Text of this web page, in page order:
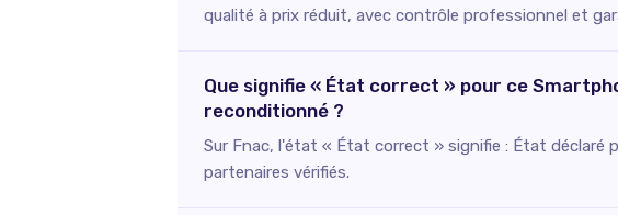
qualité à prix réduit, avec contrôle professionnel et
Que signifie « État correct » pour ce
reconditionné ?
Sur Fnac, l'état « État correct » signifie : État déclaré
partenaires vérifiés.